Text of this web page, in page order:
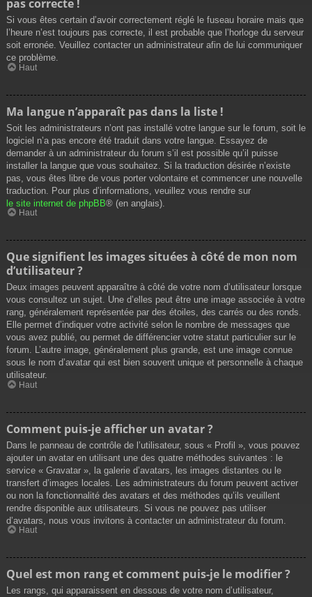
pas correcte !
Si vous êtes certain d’avoir correctement réglé le fuseau horaire mais que
l’heure n’est toujours pas correcte, il est probable que l’horloge du serveur
soit erronée. Veuillez contacter un administrateur afin de lui communiquer
ce problème.
Haut
Ma langue n’apparaît pas dans la liste !
Soit les administrateurs n’ont pas installé votre langue sur le forum, soit le
logiciel n’a pas encore été traduit dans votre langue. Essayez de
demander à un administrateur du forum s’il est possible qu’il puisse
installer la langue que vous souhaitez. Si la traduction désirée n’existe
pas, vous êtes libre de vous porter volontaire et commencer une nouvelle
traduction. Pour plus d’informations, veuillez vous rendre sur
le site internet de phpBB® (en anglais).
Haut
Que signifient les images situées à côté de mon nom
d’utilisateur ?
Deux images peuvent apparaître à côté de votre nom d’utilisateur lorsque
vous consultez un sujet. Une d’elles peut être une image associée à votre
rang, généralement représentée par des étoiles, des carrés ou des ronds.
Elle permet d’indiquer votre activité selon le nombre de messages que
vous avez publié, ou permet de différencier votre statut particulier sur le
forum. L’autre image, généralement plus grande, est une image connue
sous le nom d’avatar qui est bien souvent unique et personnelle à chaque
utilisateur.
Haut
Comment puis-je afficher un avatar ?
Dans le panneau de contrôle de l’utilisateur, sous « Profil », vous pouvez
ajouter un avatar en utilisant une des quatre méthodes suivantes : le
service « Gravatar », la galerie d’avatars, les images distantes ou le
transfert d’images locales. Les administrateurs du forum peuvent activer
ou non la fonctionnalité des avatars et des méthodes qu’ils veuillent
rendre disponible aux utilisateurs. Si vous ne pouvez pas utiliser
d’avatars, nous vous invitons à contacter un administrateur du forum.
Haut
Quel est mon rang et comment puis-je le modifier ?
Les rangs, qui apparaissent en dessous de votre nom d’utilisateur,